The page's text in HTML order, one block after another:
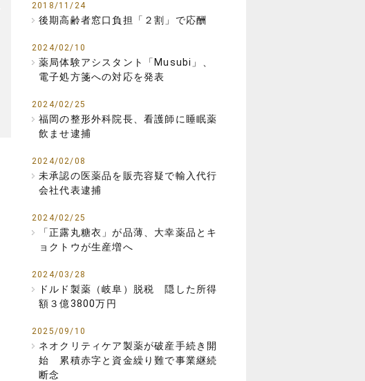
2018/11/24
後期高齢者窓口負担「２割」で応酬
2024/02/10
薬局体験アシスタント「Musubi」、
電子処方箋への対応を発表
2024/02/25
福岡の整形外科院長、看護師に睡眠薬
飲ませ逮捕
2024/02/08
未承認の医薬品を販売容疑で輸入代行
会社代表逮捕
2024/02/25
「正露丸糖衣」が品薄、大幸薬品とキ
ョクトウが生産増へ
2024/03/28
ドルド製薬（岐阜）脱税 隠した所得
額３億3800万円
2025/09/10
ネオクリティケア製薬が破産手続き開
始 累積赤字と資金繰り難で事業継続
断念